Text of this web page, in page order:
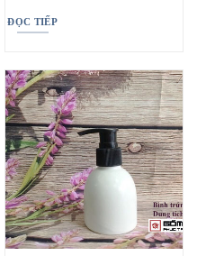
ĐỌC TIẾP